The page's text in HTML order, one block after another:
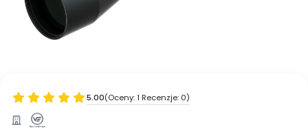
5.00(Oceny: 1 Recenzje: 0)